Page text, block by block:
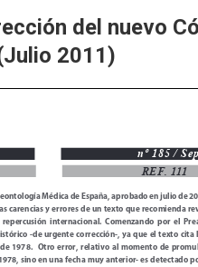
del nuevo
2011)